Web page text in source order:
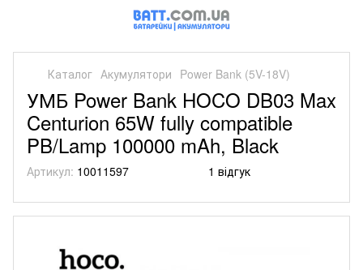
Каталог Акумулятори Power Bank (5V-18V)
УМБ Power Bank HOCO DB03 Max
Centurion 65W fully compatible
PB/Lamp 100000 mAh, Black
Артикул: 10011597 1 відгук